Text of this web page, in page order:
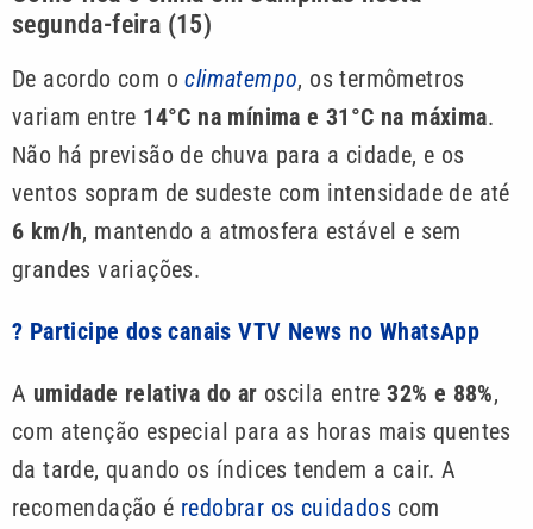
segunda-feira (15)
De acordo com oclimatempo, os termômetros
variam entre 14°C na mínima e 31°C na máxima.
Não há previsão de chuva para a cidade, e os
ventos sopram de sudeste com intensidade de até
6 km/h, mantendo a atmosfera estável e sem
grandes variações.
? Participe dos canais VTV News no WhatsApp
A umidade relativa do ar oscila entre32% e 88%,
com atenção especial para as horas mais quentes
da tarde, quando os índices tendem a cair. A
recomendação é redobrar os cuidados com